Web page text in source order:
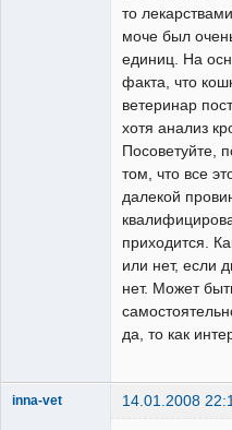
то
моче был
единиц. На
факта, что
ветеринар
хотя анализ
Посоветуйте,
том, что все
далекой
приходится.
или нет, если
нет. Может
да, то как
inna-vet 14.01.2008
Зарегистрированный